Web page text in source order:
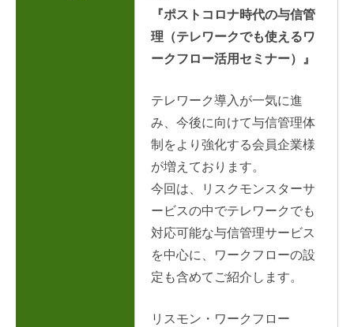
『ポストコロナ時代の与信管
理（テレワークでも使えるワ
ークフロー活用セミナー）』
テレワーク導入が一気に進
み、今後に向けて与信管理体
制をより強化する会員企業様
が増えております。
今回は、リスクモンスターサ
ービスの中でテレワークでも
対応可能な与信管理サービス
を中心に、ワークフローの設
定も含めてご紹介します。
リスモン・ワークフロー